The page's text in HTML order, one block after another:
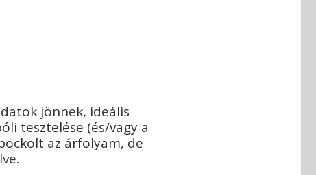
jönnek, ideális
tesztelése (és/vagy a
az árfolyam, de